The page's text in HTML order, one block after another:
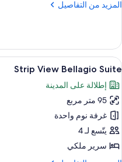
المزيد من التفاصيل
المزيد
Cypress
Suite
استعراض
جميع
صور
Strip
View
Bellagio
Suite
6
Strip View Bellagio Suite
إطلالة على المدينة
95 متر مربع
غرفة نوم واحدة
يتّسع لـ 4
سرير ملكي